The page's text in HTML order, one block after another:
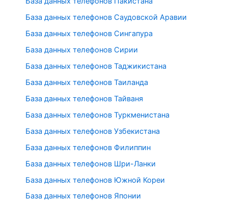
База данных телефонов Саудовской Аравии
База данных телефонов Сингапура
База данных телефонов Сирии
База данных телефонов Таджикистана
База данных телефонов Таиланда
База данных телефонов Тайваня
База данных телефонов Туркменистана
База данных телефонов Узбекистана
База данных телефонов Филиппин
База данных телефонов Шри-Ланки
База данных телефонов Южной Кореи
База данных телефонов Японии